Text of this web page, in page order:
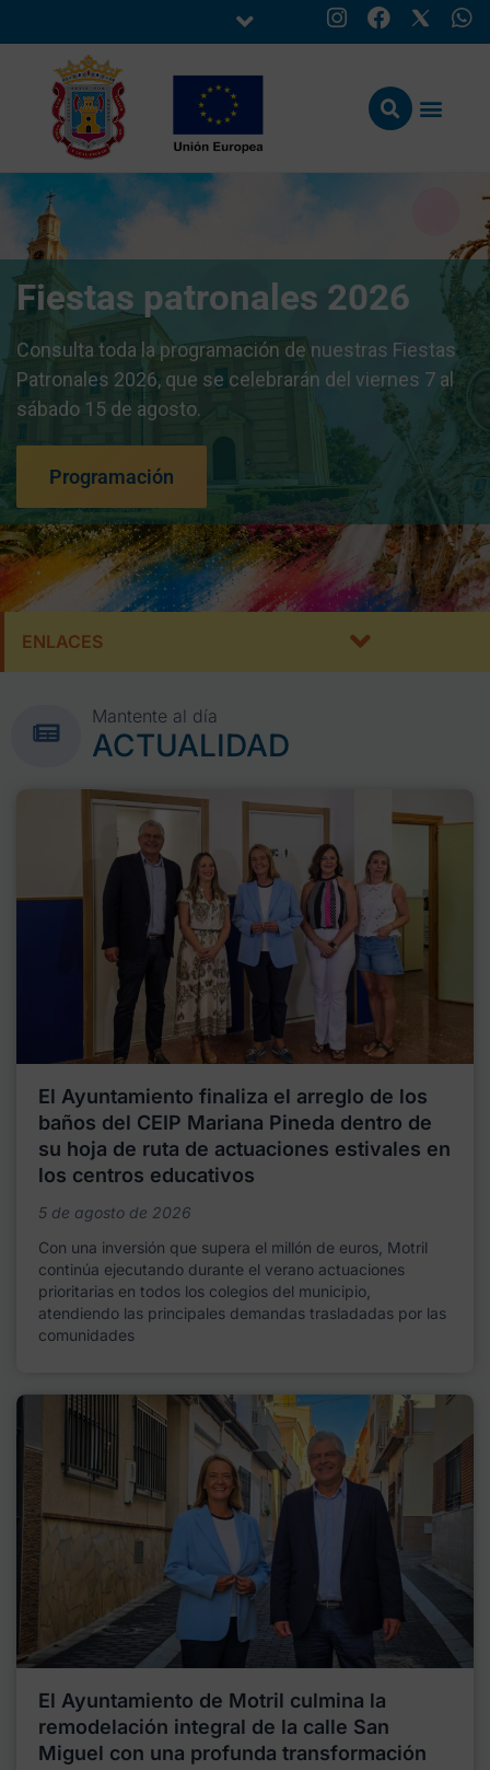
Fiestas patronales 2026
Consulta toda la programación de nuestras Fiestas
Patronales 2026, que se celebrarán del viernes 7 al
sábado 15 de agosto.
Programación
ENLACES
Mantente al día
ACTUALIDAD
El Ayuntamiento finaliza el arreglo de los
baños del CEIP Mariana Pineda dentro de
su hoja de ruta de actuaciones estivales en
los centros educativos
5 de agosto de 2026
Con una inversión que supera el millón de euros, Motril
continúa ejecutando durante el verano actuaciones
prioritarias en todos los colegios del municipio,
atendiendo las principales demandas trasladadas por las
comunidades
El Ayuntamiento de Motril culmina la
remodelación integral de la calle San
Miguel con una profunda transformación